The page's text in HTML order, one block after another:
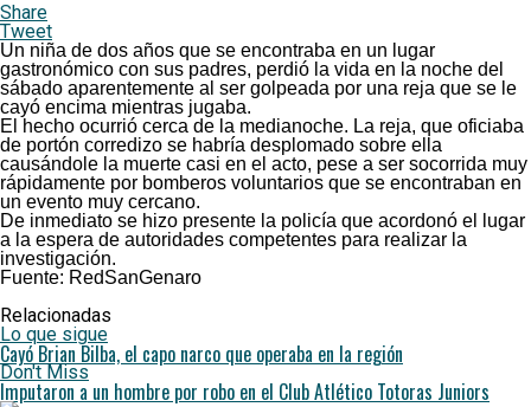
Share
Tweet
Un niña de dos años que se encontraba en un lugar
gastronómico con sus padres, perdió la vida en la noche del
sábado aparentemente al ser golpeada por una reja que se le
cayó encima mientras jugaba.
El hecho ocurrió cerca de la medianoche. La reja, que oficiaba
de portón corredizo se habría desplomado sobre ella
causándole la muerte casi en el acto, pese a ser socorrida muy
rápidamente por bomberos voluntarios que se encontraban en
un evento muy cercano.
De inmediato se hizo presente la policía que acordonó el lugar
a la espera de autoridades competentes para realizar la
investigación.
Fuente: RedSanGenaro
Relacionadas
Lo que sigue
Cayó Brian Bilba, el capo narco que operaba en la región
Don't Miss
Imputaron a un hombre por robo en el Club Atlético Totoras Juniors